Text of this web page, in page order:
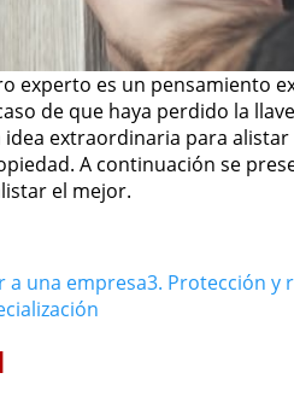
experto es un pensamiento
de que haya perdido la
extraordinaria para
A continuación se
el mejor.
a una empresa3. Protección y